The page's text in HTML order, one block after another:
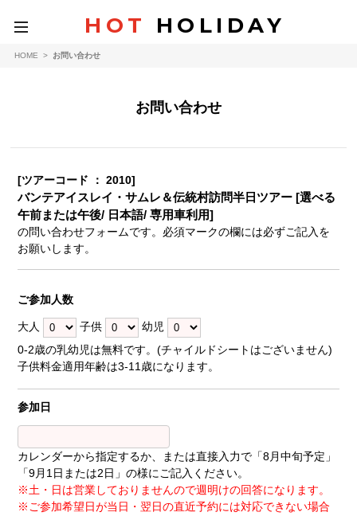
toggle
navigation
HOT HOLIDAY
HOME > お問い合わせ
お問い合わせ
[ツアーコード ： 2010]
バンテアイスレイ・サムレ＆伝統村訪問半日ツアー [選べる
午前または午後/ 日本語/ 専用車利用]
の問い合わせフォームです。必須マークの欄には必ずご記入を
お願いします。
ご参加人数
大人 子供
幼児
0-2歳の乳幼児は無料です。(チャイルドシートはございません)
子供料金適用年齢は3-11歳になります。
参加日
カレンダーから指定するか、または直接入力で「8月中旬予定」
「9月1日または2日」の様にご記入ください。
※土・日は営業しておりませんので週明けの回答になります。
※ご参加希望日が当日・翌日の直近予約には対応できない場合